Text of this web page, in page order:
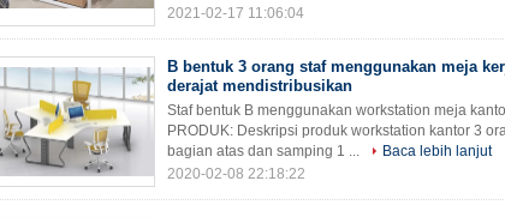
2021-02-17 11:06:04
B bentuk 3 orang staf menggunakan meja
derajat mendistribusikan
Staf bentuk B menggunakan workstation meja
PRODUK: Deskripsi produk workstation kantor 3
bagian atas dan samping 1 ...
Baca lebih lanjut
2020-02-08 22:18:22